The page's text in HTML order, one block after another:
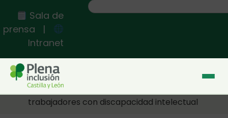
Sala de
prensa |
Intranet
Inicio >> Herrera da la bienvenida a los 5
trabajadores con discapacidad intelectual